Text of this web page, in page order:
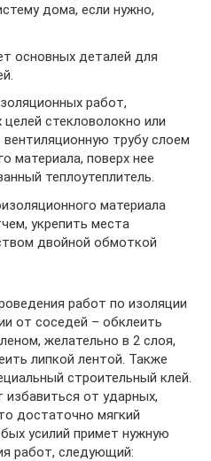
дома, если нужно,
основных деталей для
работ,
целей стекловолокно или
трубу слоем
материала, поверх нее
теплоутеплитель.
материала
укрепить места
двойной обмоткой
работ по изоляции
от соседей – обклеить
желательно в 2 слоя,
липкой лентой. Также
строительный клей.
от ударных,
достаточно мягкий
усилий примет нужную
работ, следующий: